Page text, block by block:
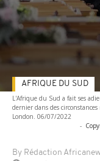
L'Afrique du Sud a fait ses
dernier dans des
London. 06/07/2022
-
By Rédaction
AFRIQUE DU SUD